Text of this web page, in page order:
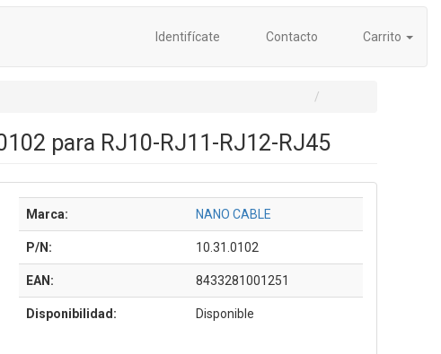
Identifícate Contacto Carrito
para RJ10-RJ11-RJ12-RJ45
Marca: NANO CABLE
P/N: 10.31.0102
EAN: 8433281001251
Disponibilidad: Disponible